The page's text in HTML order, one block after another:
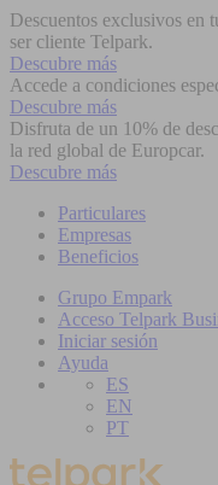
Descuentos exclusivos en
ser cliente Telpark.
Descubre más
Accede a condiciones
Descubre más
Disfruta de un 10% de
la red global de Europcar.
Descubre más
Particulares
Empresas
Beneficios
Grupo Empark
Acceso Telpark
Iniciar sesión
Ayuda
ES
EN
PT